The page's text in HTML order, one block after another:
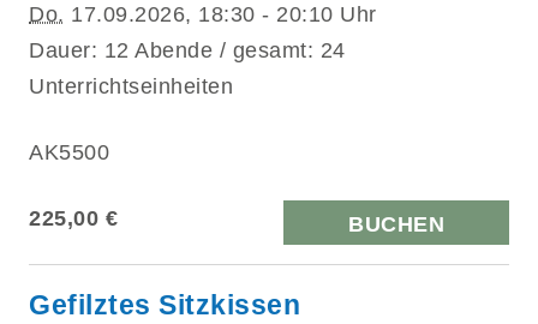
Do. 17.09.2026, 18:30 - 20:10 Uhr
Dauer: 12 Abende / gesamt: 24
Unterrichtseinheiten
AK5500
225,00 € BUCHEN
Gefilztes Sitzkissen